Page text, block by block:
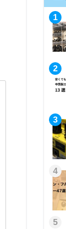
1
2
3
4
5